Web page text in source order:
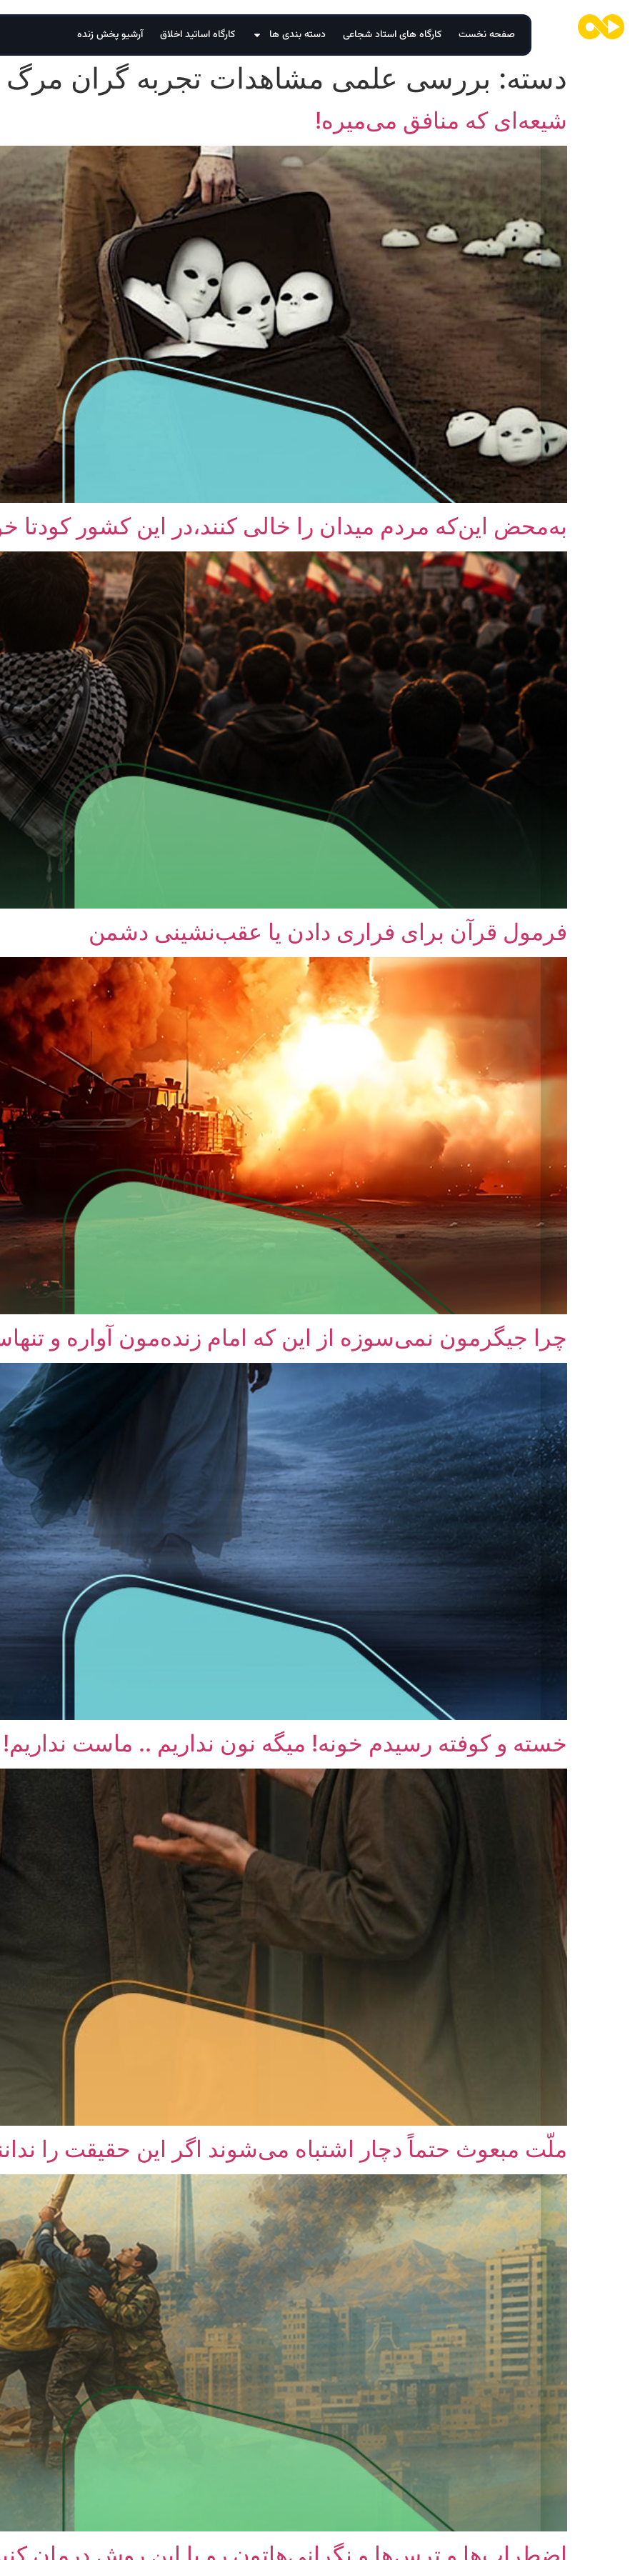
صفحه نخست کارگاه های استاد شجاعی دسته بندی ها کارگاه اساتید اخلاق آرشیو پخش زنده
دسته: بررسی علمی مشاهدات تجربه‌ گران مرگ
شیعه‌ای که منافق می‌میره!
به‌محض این‌که مردم میدان را خالی کنند،در این کشور کودتا
فرمول قرآن برای فراری دادن یا عقب‌نشینی دشمن
چرا جیگرمون نمی‌سوزه از این که امام زنده‌مون آواره و
خسته و کوفته رسیدم خونه! میگه نون نداریم .. ماست نداریم!
ملّت مبعوث حتماً دچار اشتباه می‌شوند اگر این حقیقت را